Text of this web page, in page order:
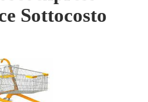
- Assistenza
Sottocosto